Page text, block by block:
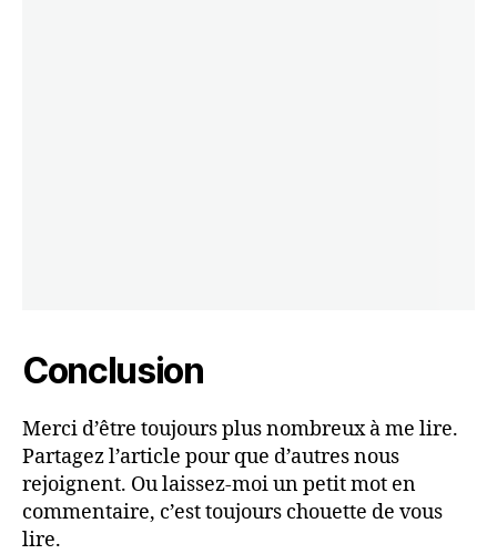
Conclusion
Merci d’être toujours plus nombreux à me lire.
Partagez l’article pour que d’autres nous
rejoignent. Ou laissez-moi un petit mot en
commentaire, c’est toujours chouette de vous
lire.